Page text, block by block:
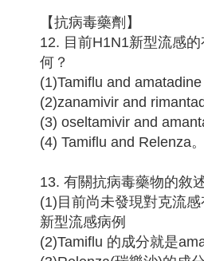
【抗病毒藥劑】
12. 目前H1N1新型流感
何？
(1)Tamiflu and amatadine
(2)zanamivir and
(3) oseltamivir and
(4) Tamiflu and Relenza。
13. 有關抗病毒藥物的敘
(1)目前尚未發現對克流
新型流感病例
(2)Tamiflu 的成分就是